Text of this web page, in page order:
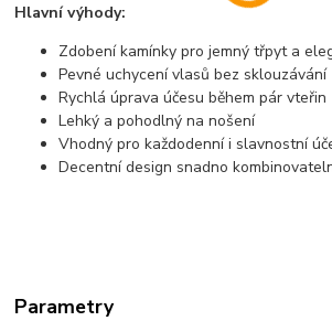
Hlavní výhody:
Zdobení kamínky pro jemný třpyt a
Pevné uchycení vlasů bez sklouzávání
Rychlá úprava účesu během pár vteřin
Lehký a pohodlný na nošení
Vhodný pro každodenní i slavnostní
Decentní design snadno
Parametry